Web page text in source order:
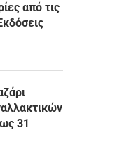
από τις
31